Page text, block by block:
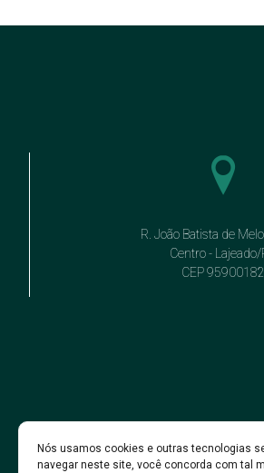
Nós usamos cookies e outras tecnologias
navegar neste site, você concorda com tal
R. João Batista de
Centro - Lajeado/
CEP 95900182